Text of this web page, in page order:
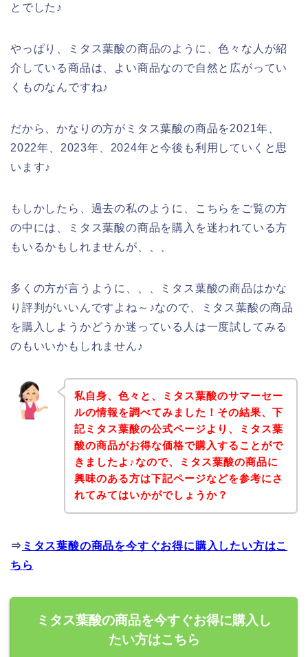
とでした♪
やっぱり、ミタス葉酸の商品のように、色々な人が紹
介している商品は、よい商品なので自然と広がってい
くものなんですね♪
だから、かなりの方がミタス葉酸の商品を2021年、
2022年、2023年、2024年と今後も利用していくと思
います♪
もしかしたら、過去の私のように、こちらをご覧の方
の中には、ミタス葉酸の商品を購入を迷われている方
もいるかもしれませんが、、、
多くの方が言うように、、、ミタス葉酸の商品はかな
り評判がいいんですよね～♪なので、ミタス葉酸の商品
を購入しようかどうか迷っている人は一度試してみる
のもいいかもしれません♪
私自身、色々と、ミタス葉酸のサマーセー
ルの情報を調べてみました！その結果、下
記ミタス葉酸の公式ページより、ミタス葉
酸の商品がお得な価格で購入することがで
きましたよ♪なので、ミタス葉酸の商品に
興味のある方は下記ページなどを参考にさ
れてみてはいかがでしょうか？
⇒ ミタス葉酸の商品を今すぐお得に購入したい方はこ
ちら
ミタス葉酸の商品を今すぐお得に購入し
たい方はこちら